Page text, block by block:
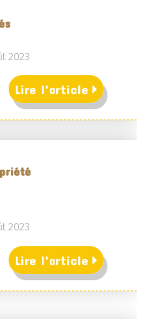
2023
Lire l'article
2023
Lire l'article